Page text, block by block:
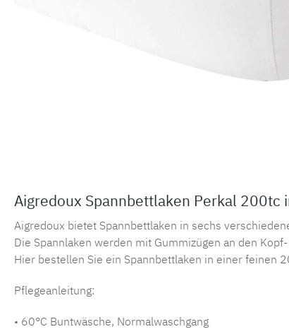
Aigredoux Spannbettlaken Perkal 200tc
Aigredoux bietet Spannbettlaken in sechs
Die Spannlaken werden mit Gummizügen an den
Hier bestellen Sie ein Spannbettlaken in einer feinen
Pflegeanleitung:
• 60°C Buntwäsche, Normalwaschgang